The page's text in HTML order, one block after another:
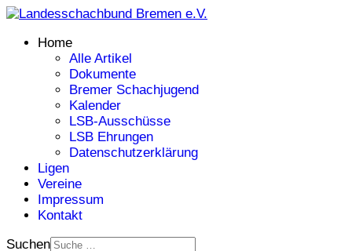
Home
Alle Artikel
Dokumente
Bremer Schachjugend
Kalender
LSB-Ausschüsse
LSB Ehrungen
Datenschutzerklärung
Ligen
Vereine
Impressum
Kontakt
Suchen